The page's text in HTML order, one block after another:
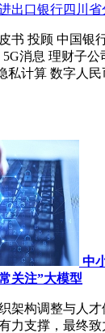
出口银行四川
书 投顾 中国银
5G消息 理财子公
私计算 数字人民
中
关注”大模型
架构调整与人
力支撑，最终致